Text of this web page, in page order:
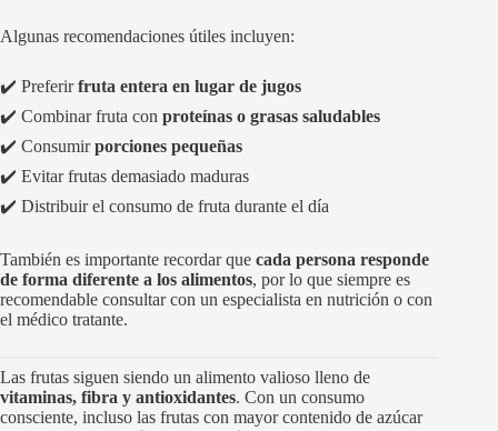
Algunas recomendaciones útiles incluyen:
✔️ Preferirfruta entera en lugar de jugos
✔️ Combinar fruta con proteínas o grasas saludables
✔️ Consumirporciones pequeñas
✔️ Evitar frutas demasiado maduras
✔️ Distribuir el consumo de fruta durante el día
También es importante recordar que cada persona responde
de forma diferente a los alimentos, por lo que siempre es
recomendable consultar con un especialista en nutrición o con
el médico tratante.
Las frutas siguen siendo un alimento valioso lleno de
vitaminas, fibra y antioxidantes. Con un consumo
consciente, incluso las frutas con mayor contenido de azúcar